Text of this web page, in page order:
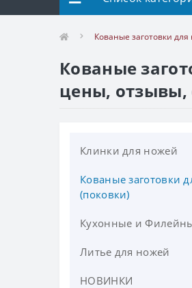
Кованые заготовки
Кованые
цены, отзывы,
Клинки для ножей
Клинки для ножей
булатной стали
Клинки для ножей
110Х18
Кованые заготовки
(поковки)
Кухонные и
Литье для ножей
Литье для ножей из
НОВИНКИ